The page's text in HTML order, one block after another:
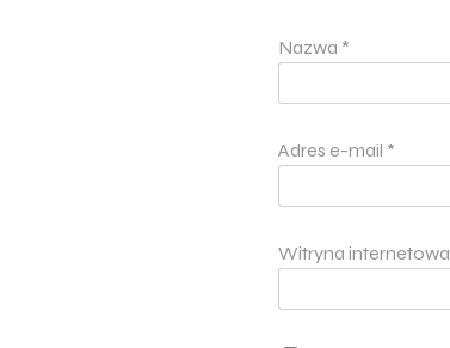
Nazwa *
Adres e-mail *
Witryna internetowa